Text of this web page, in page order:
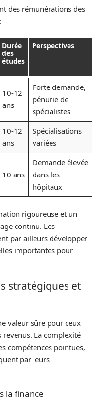
des rémunérations des
Durée
des
études
Perspectives
10-12
ans
Forte demande,
pénurie de
spécialistes
10-12
ans
Spécialisations
variées
10 ans
Demande élevée
dans les
hôpitaux
rigoureuse et un
continu. Les
par ailleurs développer
importantes pour
stratégiques et
valeur sûre pour ceux
La complexité
compétences pointues,
par leurs
la finance